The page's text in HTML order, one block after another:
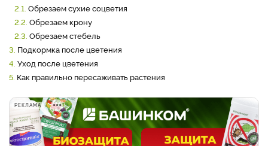
2.1. Обрезаем сухие соцветия
2.2. Обрезаем крону
2.3. Обрезаем стебель
3. Подкормка после цветения
4. Уход после цветения
5. Как правильно пересаживать растения
РЕКЛАМА